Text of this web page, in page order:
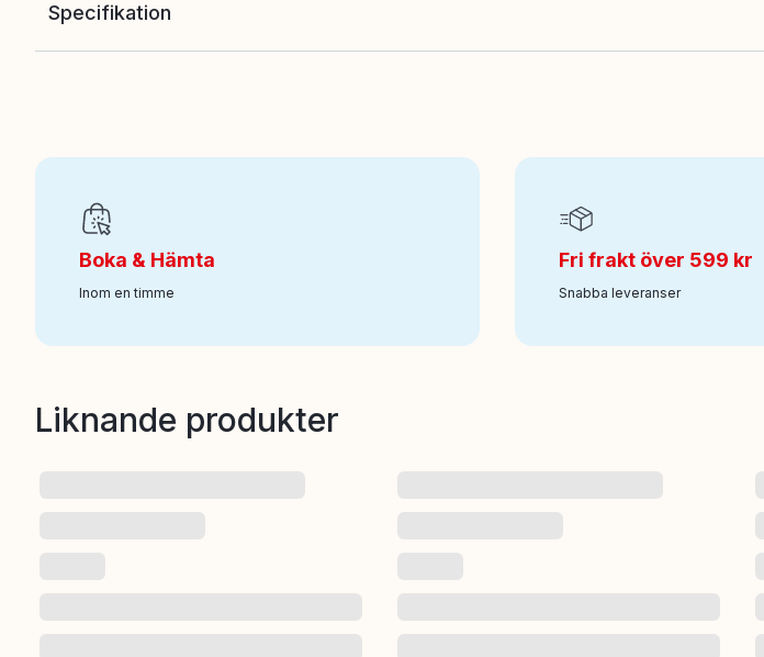
Specifikation
Art nr:120-59674
Boka & Hämta
Inom en timme
Fri frakt över 599 kr
Snabba leveranser
Liknande produkter